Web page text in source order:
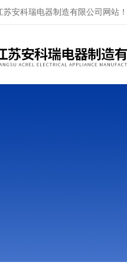
安科瑞电器制造有限公司网站！